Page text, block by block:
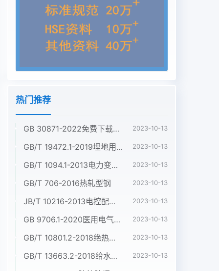
热门推荐
GB 30871-2022免费下载危险化学品企业特殊作业安全规范 2023-10-13
GB/T 19472.1-2019埋地用聚乙烯(PE)结构壁管道系统 第1部分:聚乙烯双壁波纹管材 2023-10-13
GB/T 1094.1-2013电力变压器 第1部分:总则 2023-10-13
GB/T 706-2016热轧型钢 2023-10-13
JB/T 10216-2013电控配电用电缆桥架 2023-10-13
GB 9706.1-2020医用电气设备 第1部分:基本安全和基本性能的通用要求 2023-10-13
GB/T 10801.2-2018绝热用挤塑聚苯乙烯泡沫塑料(XPS) 2023-10-13
GB/T 13663.2-2018给水用聚乙烯(PE)管道系统 第2部分:管材 2023-10-13